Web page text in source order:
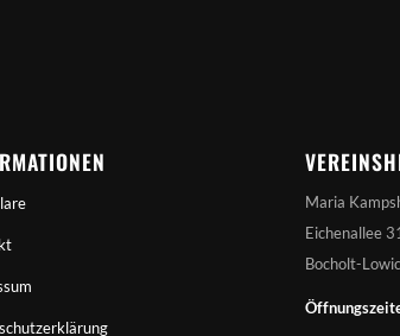
Maria
Eichenallee 31
Bocholt-